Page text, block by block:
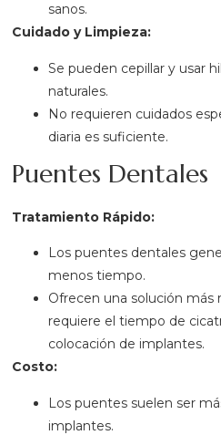
sanos.
Cuidado y Limpieza:
Se pueden cepillar y usar
naturales.
No requieren cuidados
diaria es suficiente.
Puentes Dentales
Tratamiento Rápido:
Los puentes dentales
menos tiempo.
Ofrecen una solución más
requiere el tiempo de
colocación de implantes.
Costo:
Los puentes suelen ser
implantes.